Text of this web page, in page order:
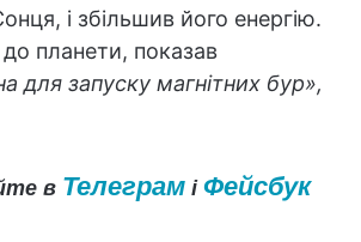
і збільшив його енергію.
планети, показав
для запуску магнітних бур»,
в Телеграмі Фейсбук